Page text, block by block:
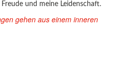
und meine Leidenschaft.
gehen aus einem inneren